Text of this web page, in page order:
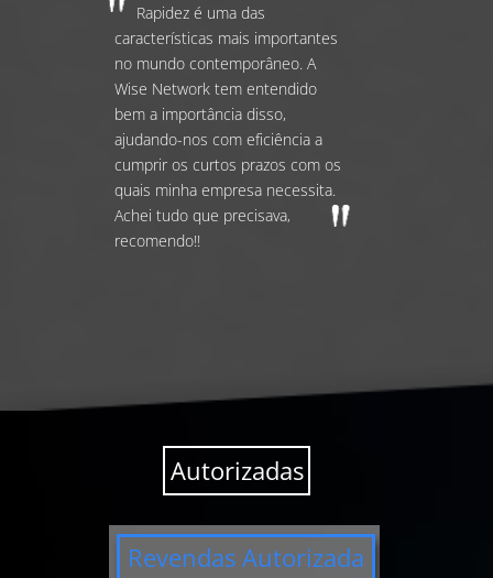
Autorizadas
Revendas Autorizada
Rapidez é uma das
características mais importantes
no mundo contemporâneo. A
Wise Network tem entendido
bem a importância disso,
ajudando-nos com eficiência a
cumprir os curtos prazos com os
quais minha empresa necessita.
Achei tudo que precisava,
recomendo!!